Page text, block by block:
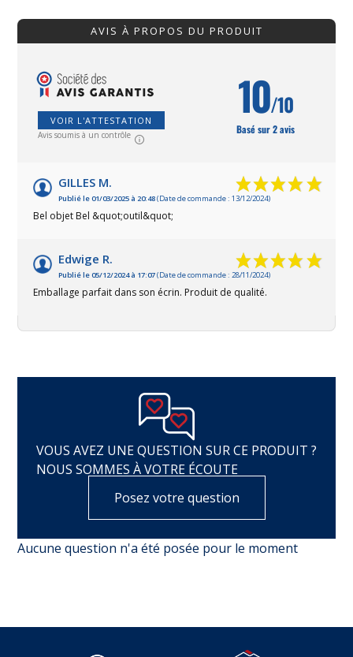
AVIS À PROPOS DU PRODUIT
VOIR L'ATTESTATION
Avis soumis à un contrôle
10/10
Basé sur 2 avis
GILLES M.
Publié le 01/03/2025 à 20:48(Date de commande : 13/12/2024)
Bel objet Bel &quot;outil&quot;
Edwige R.
Publié le 05/12/2024 à 17:07(Date de commande : 28/11/2024)
Emballage parfait dans son écrin. Produit de qualité.
VOUS AVEZ UNE QUESTION SUR CE PRODUIT ?
NOUS SOMMES À VOTRE ÉCOUTE
Posez votre question
Aucune question n'a été posée pour le moment